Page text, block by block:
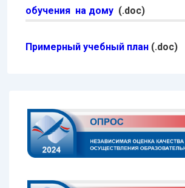
обучения на дому (.doc)
Примерный учебный план (.doc)